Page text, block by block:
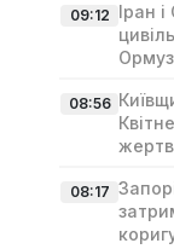
09:12 Іран
08:56
08:17